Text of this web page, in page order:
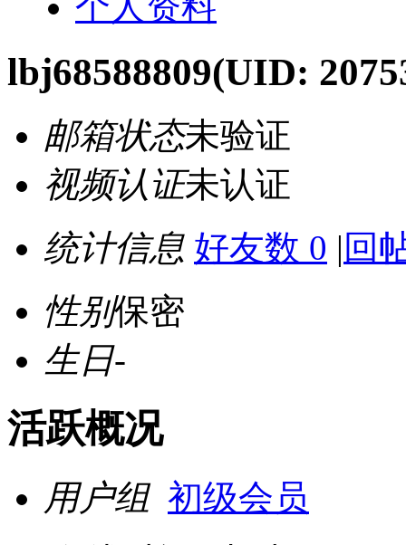
lbj68588809(UID:
邮箱状态未验证
视频认证未认证
统计信息 好友数 0 | 回
性别保密
生日-
活跃概况
用户组 初级会员